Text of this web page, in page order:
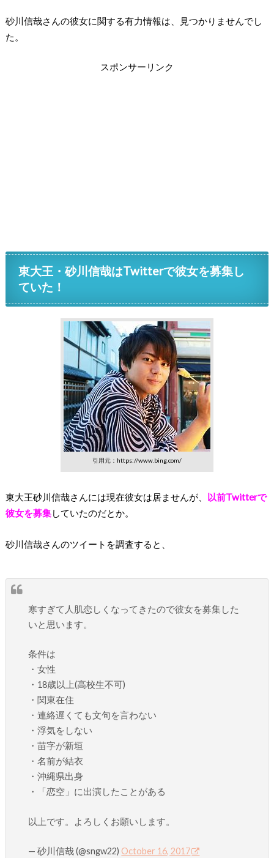
砂川信哉さんの彼女に関する有力情報は、見つかりませんでし
た。
スポンサーリンク
東大王・砂川信哉はTwitterで彼女を募集し
ていた！
引用元：https://www.bing.com/
東大王砂川信哉さんには現在彼女は居ませんが、 以前Twitterで
彼女を募集していたのだとか。
砂川信哉さんのツイートを調査すると、
寒すぎて人肌恋しくなってきたので彼女を募集した
いと思います。
条件は
・女性
・18歳以上(高校生不可)
・関東在住
・連絡遅くても文句を言わない
・浮気をしない
・苗字が新垣
・名前が結衣
・沖縄県出身
・「恋空」に出演したことがある
以上です。よろしくお願いします。
— 砂川信哉 (@sngw22)October 16, 2017